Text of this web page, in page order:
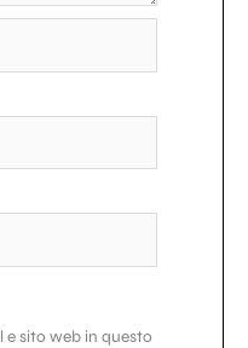
e sito web in questo